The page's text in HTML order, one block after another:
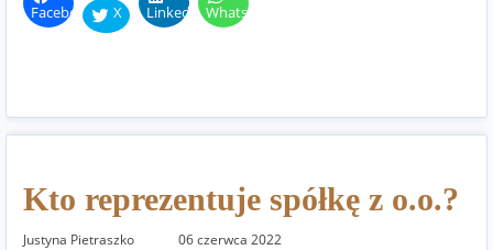
Facebook X LinkedInWhatsApp
Kto reprezentuje spółkę z o.o.?
Justyna Pietraszko
06 czerwca 2022